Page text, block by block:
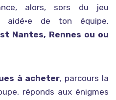
alors, sors du jeu
aidé·e de ton équipe.
Nantes, Rennes ou ou
à acheter, parcours la
réponds aux énigmes